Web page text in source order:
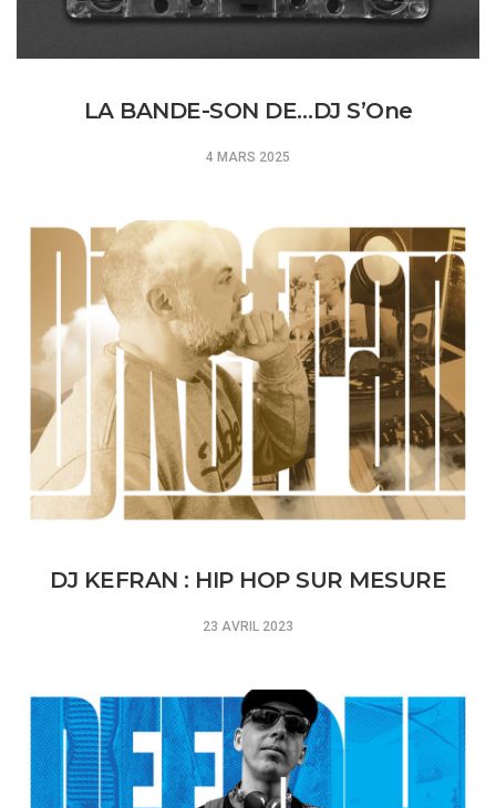
LA BANDE-SON DE…DJ S’One
4 MARS 2025
DJ KEFRAN : HIP HOP SUR MESURE
23 AVRIL 2023